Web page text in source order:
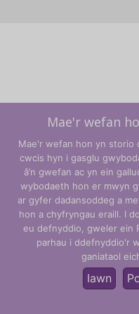
© CLARITY Learning
Mae'r wefan
Mae'r wefan hon yn storio
cwcis hyn i gasglu
â’n gwefan ac yn ein
wybodaeth hon er mwyn
ar gyfer dadansoddeg a
hon a chyfryngau eraill. I
eu defnyddio, gweler ein
parhau i ddefnyddio'r
ganiataol
Iawn